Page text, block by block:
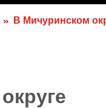
В Мичуринском